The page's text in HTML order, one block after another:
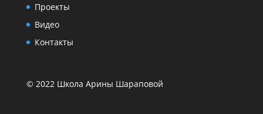
Проекты
Видео
Контакты
© 2022 Школа Арины Шараповой